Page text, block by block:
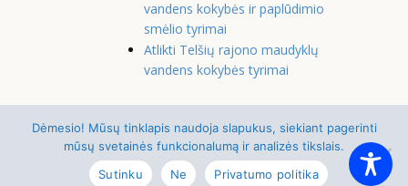
vandens kokybės ir paplūdimio
smėlio tyrimai
Atlikti Telšių rajono maudyklų
vandens kokybės tyrimai
© 2021-2026 Telšių rajono savivaldybės
visuomenės sveikatos biuras
Dėmesio! Mūsų tinklapis naudoja slapukus, siekiant pagerinti
mūsų svetainės funkcionalumą ir analizės tikslais.
Sutinku
Ne Privatumo politika